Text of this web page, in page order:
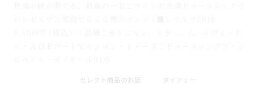
セレクト商品のお話 ダイアリー